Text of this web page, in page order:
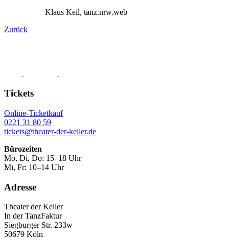
Klaus Keil, tanz.nrw.web
Zurück
Tickets
Online-Ticketkauf
0221 31 80 59
tickets@theater-der-keller.de
Bürozeiten
Mo, Di, Do: 15–18 Uhr
Mi, Fr: 10–14 Uhr
Adresse
Theater der Keller
In der TanzFaktur
Siegburger Str. 233w
50679 Köln